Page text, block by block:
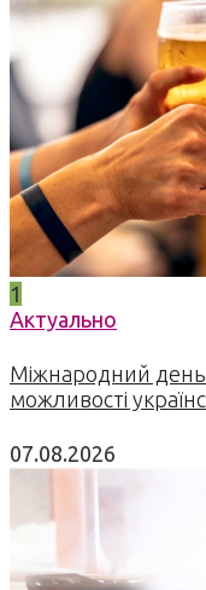
1
Актуально
Міжнародний день
можливості
07.08.2026